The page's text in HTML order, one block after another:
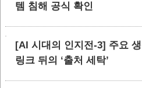
템 침해 공식 확인
[AI 시대의 인지전-3] 주요
링크 뒤의 ‘출처 세탁’